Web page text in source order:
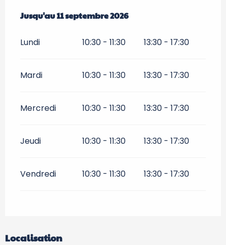
Du1 juillet 2026au11 septembre 2026
Jusqu'au11 septembre 2026
Lundi 10:30 - 11:30 13:30 - 17:30
Mardi 10:30 - 11:30 13:30 - 17:30
Mercredi 10:30 - 11:30 13:30 - 17:30
Jeudi 10:30 - 11:30 13:30 - 17:30
Vendredi 10:30 - 11:30 13:30 - 17:30
Localisation